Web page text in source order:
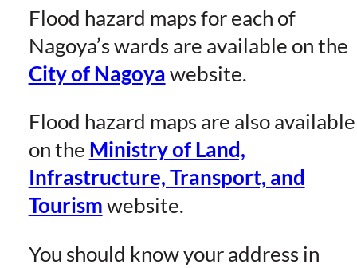
Flood hazard maps for each of
Nagoya’s wards are available on the
City of Nagoya website.
Flood hazard maps are also available
on the Ministry of Land,
Infrastructure, Transport, and
Tourism website.
You should know your address in